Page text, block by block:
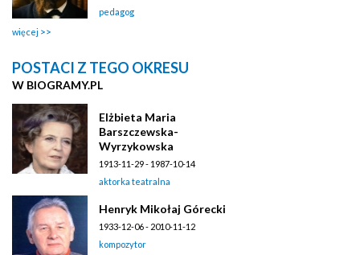
pedagog
więcej
POSTACI Z TEGO OKRESU
W BIOGRAMY.PL
Elżbieta Maria
Barszczewska-
Wyrzykowska
1913-11-29 - 1987-10-14
aktorka teatralna
Henryk Mikołaj Górecki
1933-12-06 - 2010-11-12
kompozytor